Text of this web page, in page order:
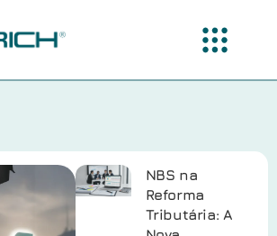
NBS na
Reforma
Tributária: A